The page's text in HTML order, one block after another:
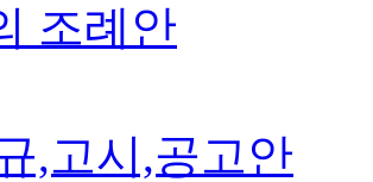
조례안
,고시,공고안